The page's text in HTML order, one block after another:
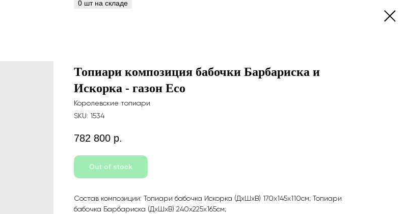
Топиари композиция бабочки Барбариска и
Искорка - газон Eco
Королевские топиари
SKU: 1534
782 800 р.
Out of stock
Состав композиции: Топиари бабочка Искорка (ДхШхВ) 170х145х110см; Топиари
бабочка Барбариска (ДхШхВ) 240х225х165см;